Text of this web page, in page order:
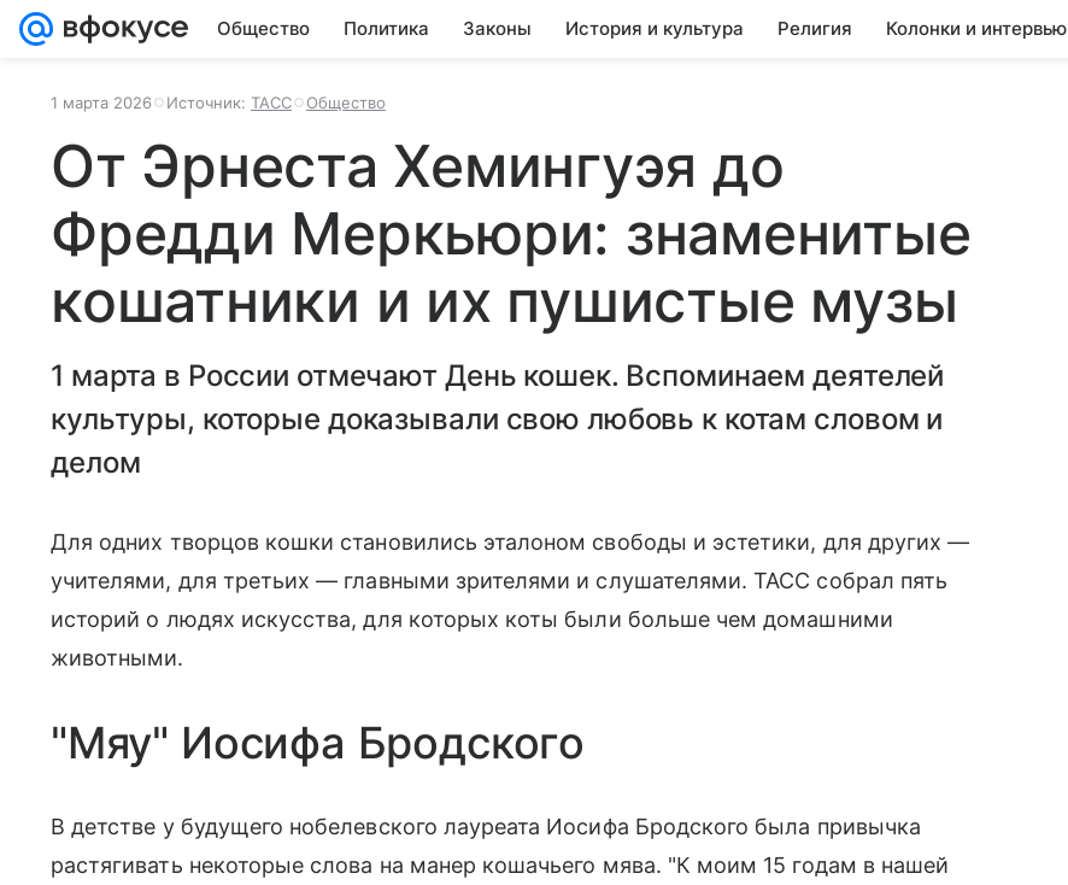
Общество Политика Законы История и культура Религия Колонки и интервью
1 марта 2026 Источник: ТАСС Общество
От Эрнеста Хемингуэя до
Фредди Меркьюри: знаменитые
кошатники и их пушистые музы
1 марта в России отмечают День кошек. Вспоминаем деятелей
культуры, которые доказывали свою любовь к котам словом и
делом
Для одних творцов кошки становились эталоном свободы и эстетики, для других —
учителями, для третьих — главными зрителями и слушателями. ТАСС собрал пять
историй о людях искусства, для которых коты были больше чем домашними
животными.
"Мяу" Иосифа Бродского
В детстве у будущего нобелевского лауреата Иосифа Бродского была привычка
растягивать некоторые слова на манер кошачьего мява. "К моим 15 годам в нашей